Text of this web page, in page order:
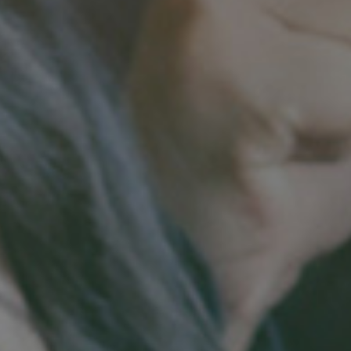
派网站开发服
Hi，我们可以一起帮您解决,您目前需解决的问题!